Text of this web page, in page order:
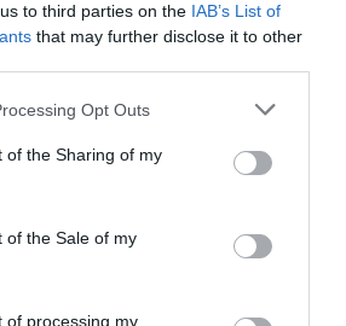
to third parties on the IAB’s List of
that may further disclose it to other
Opt Outs
of the Sharing of my
of the Sale of my
of processing my
CASO DE ÉXITO
Good Bio, el zumo catalán
que quiere llevar la manzana
13 de abril de 2026
CASO DE ÉXITO